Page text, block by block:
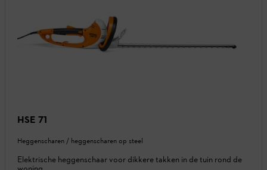
HSE 71
Heggenscharen / heggenscharen op steel
Elektrische heggenschaar voor dikkere takken in de tuin rond de